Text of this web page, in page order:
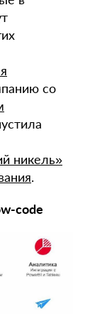
со
никель»
.
code